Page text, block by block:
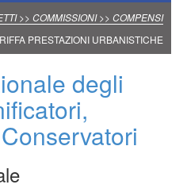
>> COMMISSIONI >> COMPENSI
PRESTAZIONI URBANISTICHE
degli